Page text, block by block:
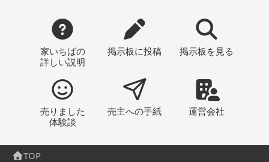
家いちばの
詳しい説明
掲示板に投稿 掲示板 を見る
売りました
体験談
売主への手紙 運営会社
TOP